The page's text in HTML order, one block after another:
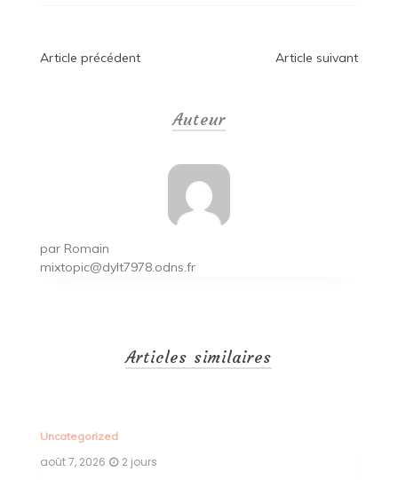
Navigation
Article précédent Article suivant
Auteur
par Romain
mixtopic@dylt7978.odns.fr
Articles similaires
Uncategorized
août 7, 2026 2 jours